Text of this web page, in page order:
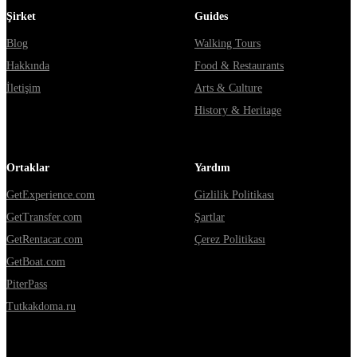
Şirket
Blog
Hakkında
İletişim
Guides
Walking Tours
Food & Restaurants
Arts & Culture
History & Heritage
Ortaklar
GetExperience.com
GetTransfer.com
GetRentacar.com
GetBoat.com
PiterPass
Tutkakdoma.ru
Yardım
Gizlilik Politikası
Şartlar
Çerez Politikası